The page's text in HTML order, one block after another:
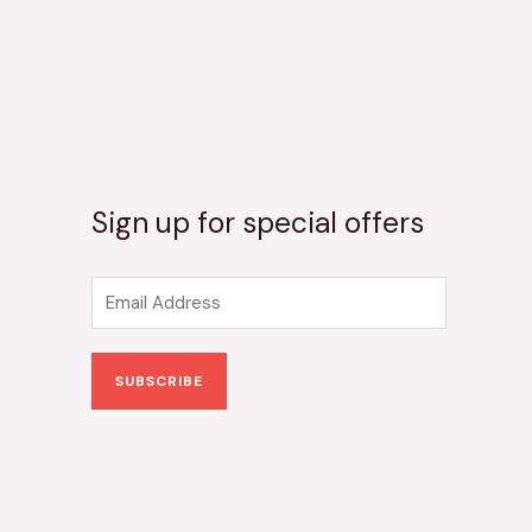
Sign up for special offers
m
a
SUBSCRIBE